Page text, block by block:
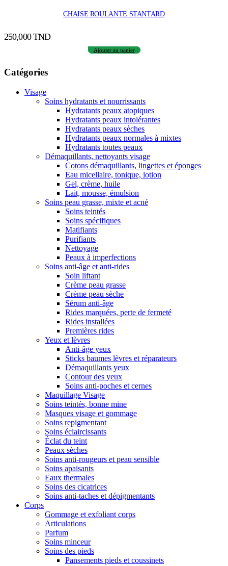
CHAISE ROULANTE STANTARD
250,000TND
Ajouter au panier
Catégories
Visage
Soins hydratants et nourrissants
Hydratants peaux atopiques
Hydratants peaux intolérantes
Hydratants peaux sèches
Hydratants peaux normales à mixtes
Hydratants toutes peaux
Démaquillants, nettoyants visage
Cotons démaquillants, lingettes et éponges
Eau micellaire, tonique, lotion
Gel, crème, huile
Lait, mousse, émulsion
Soins peau grasse, mixte et acné
Soins teintés
Soins spécifiques
Matifiants
Purifiants
Nettoyage
Peaux à imperfections
Soins anti-âge et anti-rides
Soin liftant
Crème peau grasse
Crème peau sèche
Sérum anti-âge
Rides marquées, perte de fermeté
Rides installées
Premières rides
Yeux et lèvres
Anti-âge yeux
Sticks baumes lèvres et réparateurs
Démaquillants yeux
Contour des yeux
Soins anti-poches et cernes
Maquillage Visage
Soins teintés, bonne mine
Masques visage et gommage
Soins repigmentant
Soins éclaircissants
Éclat du teint
Peaux sèches
Soins anti-rougeurs et peau sensible
Soins apaisants
Eaux thermales
Soins des cicatrices
Soins anti-taches et dépigmentants
Corps
Gommage et exfoliant corps
Articulations
Parfum
Soins minceur
Soins des pieds
Pansements pieds et coussinets